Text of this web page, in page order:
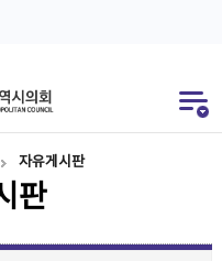
자유게시판
판